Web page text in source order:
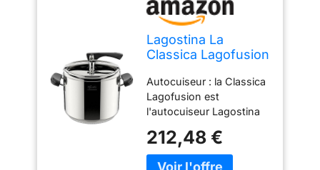
Lagostina La
Classica Lagofusion
cm Capacité 12 L
Autocuiseur : la Classica
Lagofusion est
l'autocuiseur Lagostina
fabriquée en acier
inoxydable 18/10, dotée
212,48 €